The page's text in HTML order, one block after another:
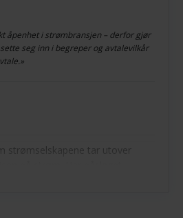
strømselskapene tar utover
på strøm. Har påslaget
det at strømselskapet
åpenhet i strømbransjen – derfor gjør
seg inn i begreper og avtalevilkår